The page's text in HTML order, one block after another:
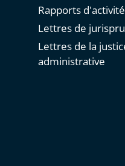
Rapports d'activité
Lettres de
Lettres de la
administrative